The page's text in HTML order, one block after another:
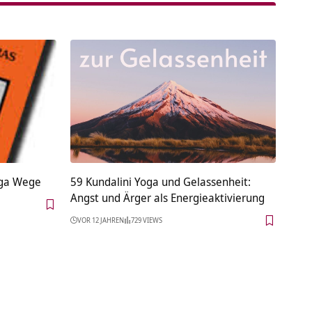
Wege
59 Kundalini Yoga und Gelassenheit:
Angst und Ärger als Energieaktivierung
VOR 12 JAHREN 729 VIEWS